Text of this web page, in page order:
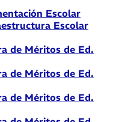
Escolar
Escolar
de Méritos de Ed.
de Méritos de Ed.
de Méritos de Ed.